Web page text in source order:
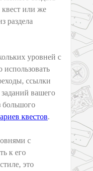
квест или же
раздела
уровней с
ссылки
вашего
большого
квестов
с
к его
это